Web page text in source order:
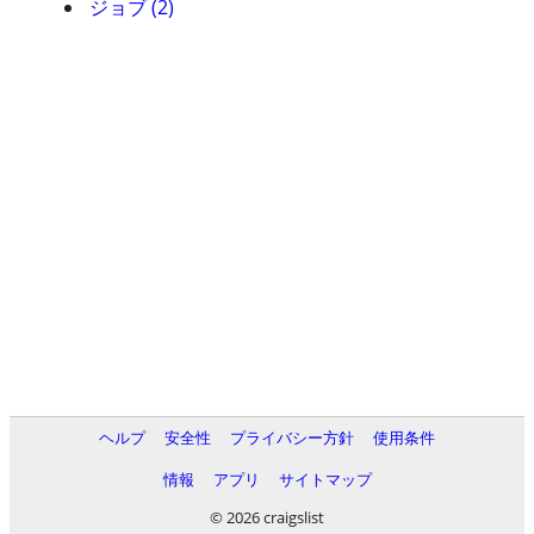
ジョブ (2)
ヘルプ 安全性 プライバシー方針
使用条件
情報
アプリ
サイトマップ
© 2026 craigslist